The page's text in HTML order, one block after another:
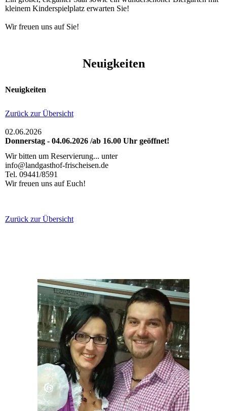
kleinem Kin­der­spiel­platz erwarten Sie!
Wir freuen uns auf Sie!
Neuigkeiten
Neuigkeiten
Zurück zur Übersicht
02.06.2026
Donnerstag - 04.06.2026 /ab 16.00 Uhr geöffnet!
Wir bitten um Reservierung... unter
info@landgasthof-frischeisen.de
Tel. 09441/8591
Wir freuen uns auf Euch!
Zurück zur Übersicht